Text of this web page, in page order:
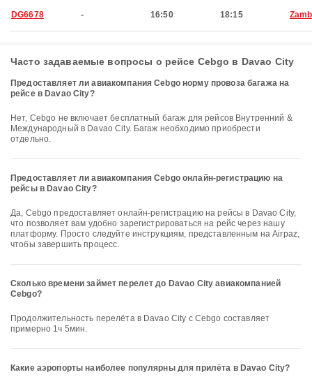
DG6678 - 16:50 18:15
Часто задаваемые вопросы о рейсе Cebgo в Davao City
Предоставляет ли авиакомпания Cebgo норму провоза багажа на
рейсе в Davao City?
Нет, Cebgo не включает бесплатный багаж для рейсов Внутренний &
Международный в Davao City. Багаж необходимо приобрести
отдельно.
Предоставляет ли авиакомпания Cebgo онлайн-регистрацию на
рейсы в Davao City?
Да, Cebgo предоставляет онлайн-регистрацию на рейсы в Davao City,
что позволяет вам удобно зарегистрироваться на рейс через нашу
платформу. Просто следуйте инструкциям, представленным на Airpaz,
чтобы завершить процесс.
Сколько времени займет перелет до Davao City авиакомпанией
Cebgo?
Продолжительность перелёта в Davao City с Cebgo составляет
примерно 1ч 5мин.
Какие аэропорты наиболее популярны для прилёта в Davao City?